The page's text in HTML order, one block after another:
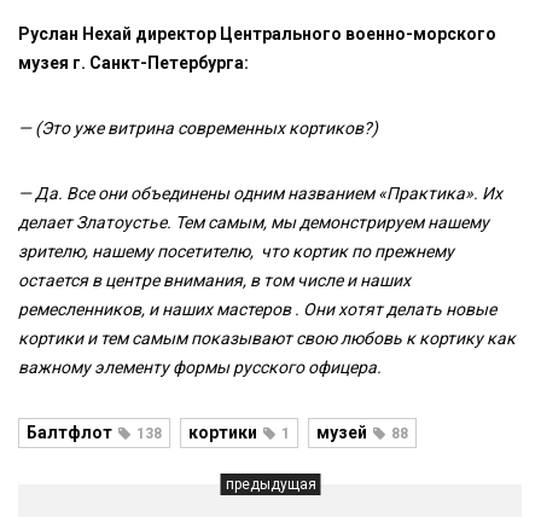
Руслан Нехай директор Центрального военно-морского
музея г. Санкт-Петербурга:
— (Это уже витрина современных кортиков?)
— Да. Все они объединены одним названием «Практика». Их
делает Златоустье. Тем самым, мы демонстрируем нашему
зрителю, нашему посетителю, что кортик по прежнему
остается в центре внимания, в том числе и наших
ремесленников, и наших мастеров . Они хотят делать новые
кортики и тем самым показывают свою любовь к кортику как
важному элементу формы русского офицера.
Балтфлот 138 кортики 1 музей 88
предыдущая